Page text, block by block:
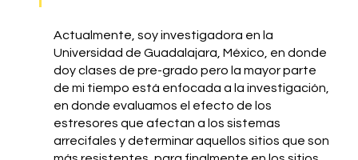
Actualmente, soy investigadora en la
Universidad de Guadalajara, México, en donde
doy clases de pre-grado pero la mayor parte
de mi tiempo está enfocada a la investigación,
en donde evaluamos el efecto de los
estresores que afectan a los sistemas
arrecifales y determinar aquellos sitios que son